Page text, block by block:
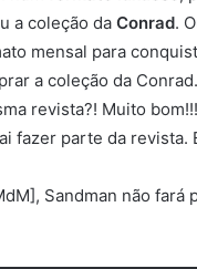
a coleção da Conrad.
mensal para
a coleção da
revista?! Muito
fazer parte da revista.
Sandman não fará